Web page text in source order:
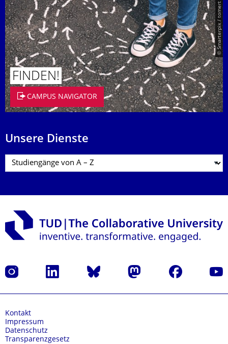
© Smarterpix / tomert
FINDEN!
CAMPUS NAVIGATOR
Unsere Dienste
Instagram LinkedIn Bluesky Mastodon Facebook
Kontakt
Impressum
Datenschutz
Transparenzgesetz